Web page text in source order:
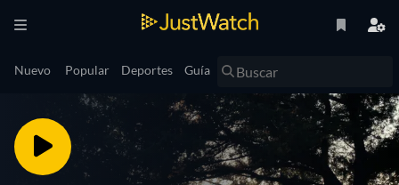
Nuevo Popular Deportes Guía